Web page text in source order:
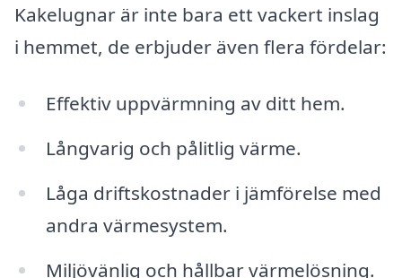
Kakelugnar är inte bara ett vackert inslag
i hemmet, de erbjuder även flera fördelar:
Effektiv uppvärmning av ditt hem.
Långvarig och pålitlig värme.
Låga driftskostnader i jämförelse med
andra värmesystem.
Miljövänlig och hållbar värmelösning.